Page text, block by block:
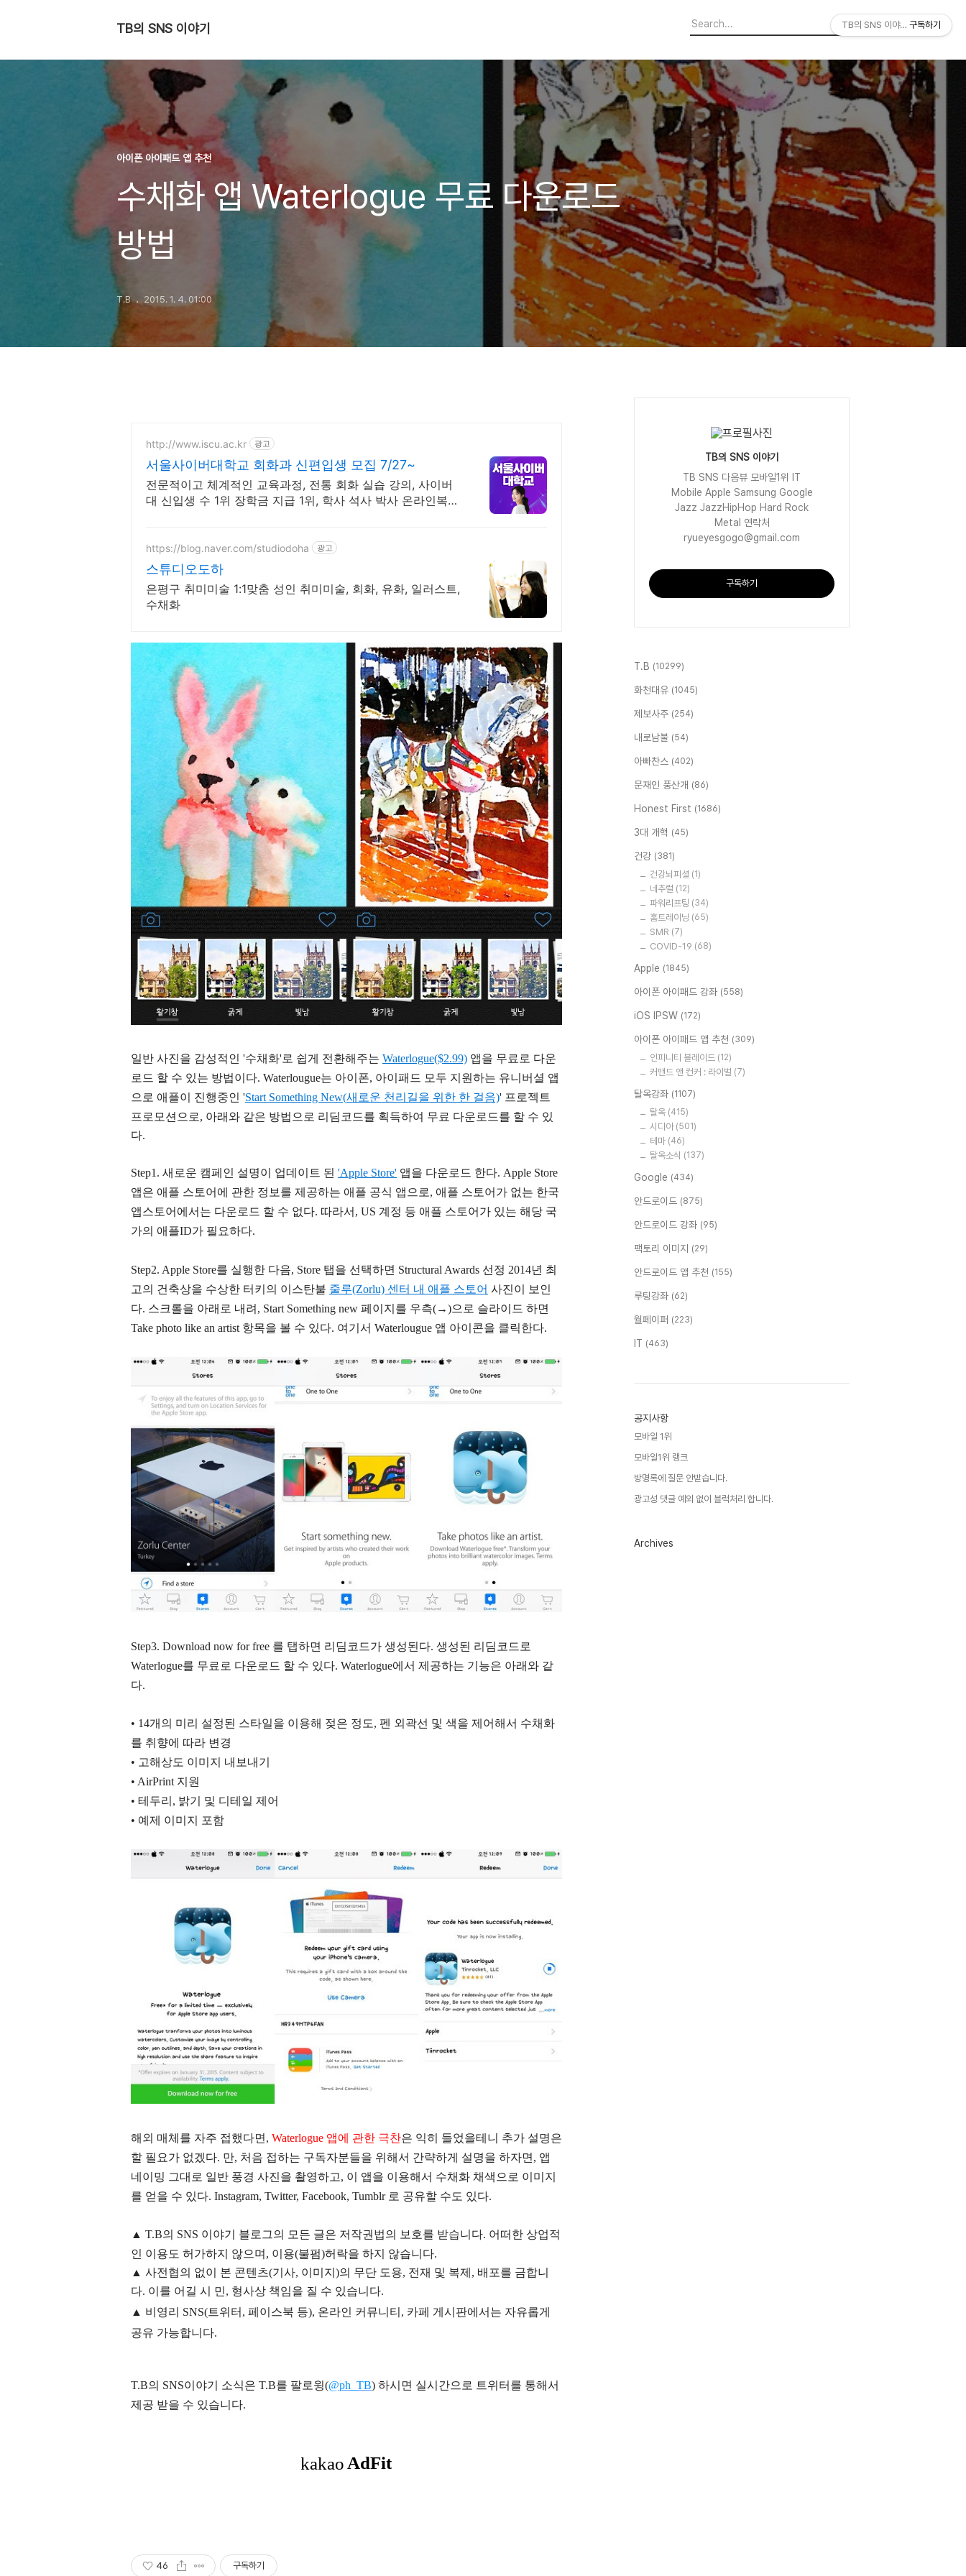
TB의 SNS 이야기
아이폰 아이패드 앱 추천
수채화 앱 Waterlogue 무료 다운로드
방법
T.B 2015. 1. 4. 01:00
http://www.iscu.ac.kr 광고
서울사이버대학교 회화과 신편입생 모집 7/27~
전문적이고 체계적인 교육과정, 전통 회화 실습 강의, 사이버
대 신입생 수 1위 장학금 지급 1위, 학사 석사 박사 온라인복수
https://blog.naver.com/studiodoha 광고
스튜디오도하
은평구 취미미술 1:1맞춤 성인 취미미술, 회화, 유화, 일러스트,
수채화
일반 사진을 감성적인 '수채화'로 쉽게 전환해주는 Waterlogue($2.99) 앱을 무료로 다운
로드 할 수 있는 방법이다. Waterlougue는 아이폰, 아이패드 모두 지원하는 유니버셜 앱
으로 애플이 진행중인 'Start Something New(새로운 천리길을 위한 한 걸음)' 프로젝트
프로모션으로, 아래와 같은 방법으로 리딤코드를 획득하여 무료 다운로드를 할 수 있
다.
Step1. 새로운 캠페인 설명이 업데이트 된 'Apple Store' 앱을 다운로드 한다. Apple Store
앱은 애플 스토어에 관한 정보를 제공하는 애플 공식 앱으로, 애플 스토어가 없는 한국
앱스토어에서는 다운로드 할 수 없다. 따라서, US 계정 등 애플 스토어가 있는 해당 국
가의 애플ID가 필요하다.
Step2. Apple Store를 실행한 다음, Store 탭을 선택하면 Structural Awards 선정 2014년 최
고의 건축상을 수상한 터키의 이스탄불 줄루(Zorlu) 센터 내 애플 스토어 사진이 보인
다. 스크롤을 아래로 내려, Start Something new 페이지를 우측(→)으로 슬라이드 하면
Take photo like an artist 항목을 볼 수 있다. 여기서 Waterlougue 앱 아이콘을 클릭한다.
Step3. Download now for free 를 탭하면 리딤코드가 생성된다. 생성된 리딤코드로
Waterlogue를 무료로 다운로드 할 수 있다. Waterlogue에서 제공하는 기능은 아래와 같
다.
• 14개의 미리 설정된 스타일을 이용해 젖은 정도, 펜 외곽선 및 색을 제어해서 수채화
를 취향에 따라 변경
• 고해상도 이미지 내보내기
• AirPrint 지원
• 테두리, 밝기 및 디테일 제어
• 예제 이미지 포함
해외 매체를 자주 접했다면, Waterlogue 앱에 관한 극찬은 익히 들었을테니 추가 설명은
할 필요가 없겠다. 만, 처음 접하는 구독자분들을 위해서 간략하게 설명을 하자면, 앱
네이밍 그대로 일반 풍경 사진을 촬영하고, 이 앱을 이용해서 수채화 채색으로 이미지
를 얻을 수 있다. Instagram, Twitter, Facebook, Tumblr 로 공유할 수도 있다.
▲ T.B의 SNS 이야기 블 로그의 모든 글은 저작권법의 보호를 받습니다. 어떠한 상업적
인 이용도 허가하지 않으며, 이용(불펌)허락을 하지 않습니다.
▲ 사전협의 없이 본 콘텐츠(기사, 이미지)의 무단 도용, 전재 및 복제, 배포를 금합니
다. 이를 어길 시 민, 형사상 책임을 질 수 있습니다.
▲ 비영리 SNS(트위터, 페이스북 등), 온라인 커뮤니티, 카페 게시판에서는 자유롭게
공유 가능합니다.
T.B의 SNS이야기 소식은 T.B를 팔로윙(@ph_TB) 하시면 실시간으로 트위터를 통해서
제공 받을 수 있습니다.
46 구독하기
TB의 SNS 이야기
TB SNS 다음뷰 모바일1위 IT
Mobile Apple Samsung Google
Jazz JazzHipHop Hard Rock
Metal 연락처
ryueyesgogo@gmail.com
구독하기
T.B (10299)
화천대유 (1045)
제보사주 (254)
내로남불 (54)
아빠찬스 (402)
문재인 풍산개 (86)
Honest First (1686)
3대 개혁 (45)
건강 (381)
건강뇌피셜 (1)
네추럴 (12)
파워리프팅 (34)
홈트레이닝 (65)
SMR (7)
COVID-19 (68)
Apple (1845)
아이폰 아이패드 강좌 (558)
iOS IPSW (172)
아이폰 아이패드 앱 추천 (309)
인피니티 블레이드 (12)
커맨드 앤 컨커 : 라이벌 (7)
탈옥강좌 (1107)
탈옥 (415)
시디아 (501)
테마 (46)
탈옥소식 (137)
Google (434)
안드로이드 (875)
안드로이드 강좌 (95)
팩토리 이미지 (29)
안드로이드 앱 추천 (155)
루팅강좌 (62)
월페이퍼 (223)
IT (463)
공지사항
모바일 1위
모바일1위 랭크
방명록에 질문 안받습니다.
광고성 댓글 예외 없이 블럭처리 합니다.
Archives
TB의 SNS 이야기 구독하기